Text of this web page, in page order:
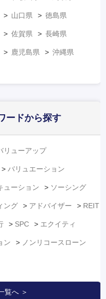
山口県 徳島県
佐賀県 長崎県
鹿児島県 沖縄県
ードから探す
リューアップ
バリュエーション
ューション ソーシング
ング アドバイザー REIT
SPC エクイティ
ン ノンリコースローン
覧へ ＞